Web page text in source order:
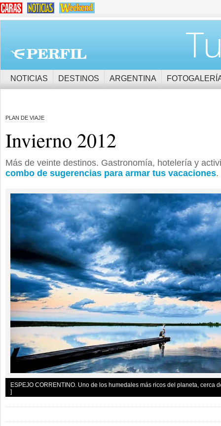
NOTICIAS DESTINOS ARGENTINA
PLAN DE VIAJE
Invierno 2012
Más de veinte destinos. Gastronomía, hotelería y
combo de sugerencias para armar tus vacaciones.
ESPEJO CORRENTINO. Uno de los humedales más ricos del planeta, cerca
]